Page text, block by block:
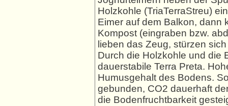
Holzkohle (TriaTerraStreu)
Eimer auf dem Balkon, dann
Kompost (eingraben bzw.
lieben das Zeug, stürzen
Durch die Holzkohle und die
dauerstabile Terra Preta.
Humusgehalt des Bodens.
gebunden, CO2 dauerhaft
die Bodenfruchtbarkeit